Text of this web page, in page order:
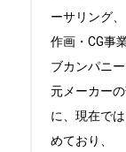
ーサリング、
作画・CG事
ブカンパニー
元メーカー
に、現在で
めており、